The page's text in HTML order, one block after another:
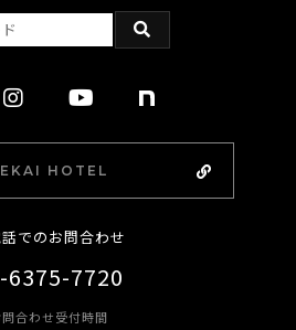
HOTEL
でのお問合わせ
6375-7720
問合わせ受付時間